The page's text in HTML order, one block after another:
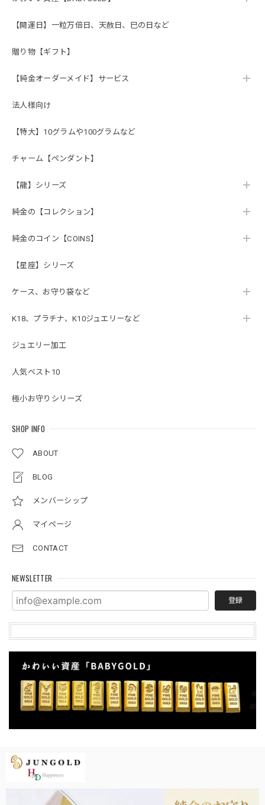
【開運日】一粒万倍日、天赦日、巳の日など
贈り物【ギフト】
【純金オーダーメイド】サービス
法人様向け
【特大】10グラムや100グラムなど
チャーム【ペンダント】
【龍】シリーズ
純金の【コレクション】
純金のコイン【COINS】
【星座】シリーズ
ケース、お守り袋など
K18、プラチナ、K10ジュエリーなど
ジュエリー加工
人気ベスト10
極小お守りシリーズ
SHOP INFO
ABOUT
BLOG
メンバーシップ
マイページ
CONTACT
NEWSLETTER
登録